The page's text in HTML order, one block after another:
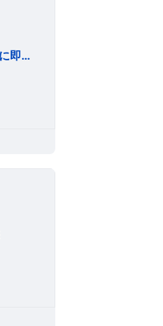
1. 自動車等の海上輸送会社として、常に顧客第一の立場に立って、 事業環境の変化に即応した安定的かつ高品質なサービを提供します。 2. 社会規範と企業倫理に則った、透明性の高い経営を行うと共に、 効率性を徹底的に追求し、企業価値を高めることを目指します。 3. 安全運航を最優先に取り組み、環境保全に努めます。